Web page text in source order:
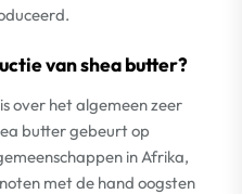
van shea butter?
over het algemeen zeer
butter gebeurt op
in Afrika,
met de hand oogsten